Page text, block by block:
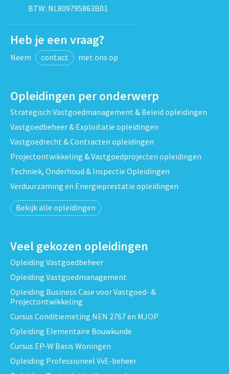
BTW: NL809795863B01
Heb je een vraag?
Neem contact met ons op
Opleidingen per onderwerp
Strategisch Vastgoedmanagement & Beleid opleidingen
Vastgoedbeheer & Exploitatie opleidingen
Vastgoedrecht & Contracten opleidingen
Projectontwikkeling & Vastgoedprojecten opleidingen
Techniek, Onderhoud & Inspectie Opleidingen
Verduurzaming en Energieprestatie opleidingen
Bekijk alle opleidingen
Veel gekozen opleidingen
Opleiding Vastgoedbeheer
Opleiding Vastgoedmanagement
Opleiding Business Case voor Vastgoed- &
Projectontwikkeling
Cursus Conditiemeting NEN 2767 en MJOP
Opleiding Elementaire Bouwkunde
Cursus EP-W Basis Woningen
Opleiding Professioneel VvE-beheer